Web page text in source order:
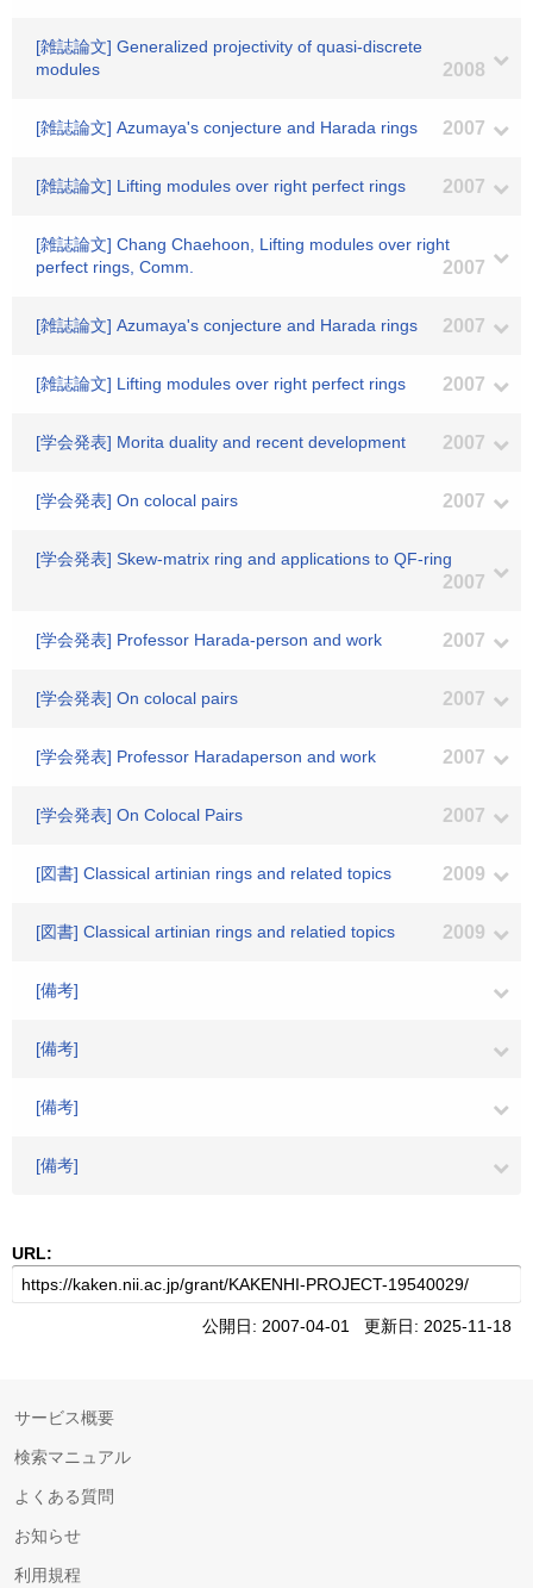
[雑誌論文] Generalized projectivity of quasi-discrete
modules
2008
[雑誌論文] Azumaya's conjecture and Harada rings 2007
[雑誌論文] Lifting modules over right perfect rings 2007
[雑誌論文] Chang Chaehoon, Lifting modules over right
perfect rings, Comm.
2007
[雑誌論文] Azumaya's conjecture and Harada rings 2007
[雑誌論文] Lifting modules over right perfect rings 2007
[学会発表] Morita duality and recent development 2007
[学会発表] On colocal pairs 2007
[学会発表] Skew-matrix ring and applications to QF-ring
2007
[学会発表] Professor Harada-person and work 2007
[学会発表] On colocal pairs 2007
[学会発表] Professor Haradaperson and work 2007
[学会発表] On Colocal Pairs 2007
[図書] Classical artinian rings and related topics 2009
[図書] Classical artinian rings and relatied topics 2009
[備考]
[備考]
[備考]
[備考]
URL:
公開日: 2007-04-01 更新日: 2025-11-18
サービス概要
検索マニュアル
よくある質問
お知らせ
利用規程